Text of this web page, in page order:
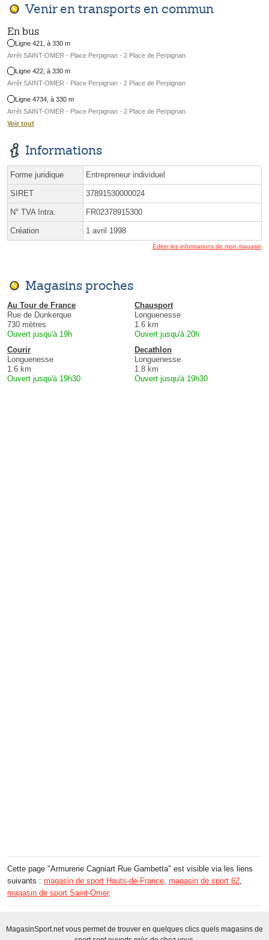
Venir en transports en commun
En bus
Ligne 421, à 330 m
Arrêt SAINT-OMER - Place Perpignan - 2 Place de Perpignan
Ligne 422, à 330 m
Arrêt SAINT-OMER - Place Perpignan - 2 Place de Perpignan
Ligne 4734, à 330 m
Arrêt SAINT-OMER - Place Perpignan - 2 Place de Perpignan
Voir tout
Informations
Forme juridique Entrepreneur individuel
SIRET 37891530000024
N° TVA Intra. FR02378915300
Création 1 avril 1998
Éditer les informations de mon magasin
Magasins proches
Au Tour de France
Rue de Dunkerque
730 mètres
Ouvert jusqu'à 19h
Chausport
Longuenesse
1.6 km
Ouvert jusqu'à 20h
Courir
Longuenesse
1.6 km
Ouvert jusqu'à 19h30
Decathlon
Longuenesse
1.8 km
Ouvert jusqu'à 19h30
Cette page "Armurerie Cagniart Rue Gambetta" est visible via les liens
suivants : magasin de sport Hauts-de-France magasin de sport 62
magasin de sport Saint-Omer.
MagasinSport.net vous permet de trouver en quelques clics quels magasins de